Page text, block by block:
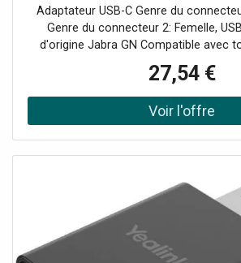
Adaptateur USB-C Genre du
Genre du connecteur 2: Femelle,
d'origine Jabra GN Compatible avec
équipés d'une connectique Micro-USB
toutes les prises Mâles
27,54 €